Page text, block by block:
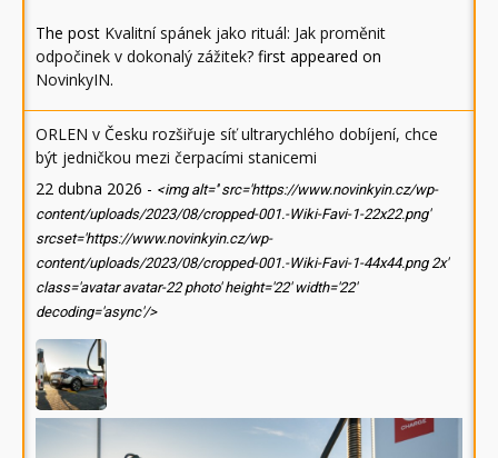
The post Kvalitní spánek jako rituál: Jak proměnit
odpočinek v dokonalý zážitek? first appeared on
NovinkyIN.
ORLEN v Česku rozšiřuje síť ultrarychlého dobíjení, chce
být jedničkou mezi čerpacími stanicemi
22 dubna 2026 - <img alt='' src='https://www.novinkyin.cz/wp-
content/uploads/2023/08/cropped-001.-Wiki-Favi-1-22x22.png'
srcset='https://www.novinkyin.cz/wp-
content/uploads/2023/08/cropped-001.-Wiki-Favi-1-44x44.png 2x'
class='avatar avatar-22 photo' height='22' width='22'
decoding='async'/>